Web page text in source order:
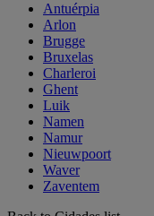
Antuérpia
Arlon
Brugge
Bruxelas
Charleroi
Ghent
Luik
Namen
Namur
Nieuwpoort
Waver
Zaventem